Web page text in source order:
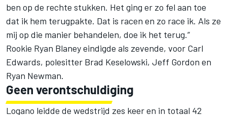
ben op de rechte stukken. Het ging er zo fel aan toe
dat ik hem terugpakte. Dat is racen en zo race ik. Als ze
mij op die manier behandelen, doe ik het terug.”
Rookie Ryan Blaney eindigde als zevende, voor Carl
Edwards, polesitter Brad Keselowski, Jeff Gordon en
Ryan Newman.
Geen verontschuldiging
Logano leidde de wedstrijd zes keer en in totaal 42